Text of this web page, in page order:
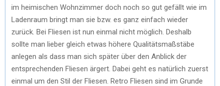
im heimischen Wohnzimmer doch noch so gut gefällt wie im
Ladenraum bringt man sie bzw. es ganz einfach wieder
zurück. Bei Fliesen ist nun einmal nicht möglich. Deshalb
sollte man lieber gleich etwas höhere Qualitätsmaßstäbe
anlegen als dass man sich später über den Anblick der
entsprechenden Fliesen ärgert. Dabei geht es natürlich zuerst
einmal um den Stil der Fliesen. Retro Fliesen sind im Grunde